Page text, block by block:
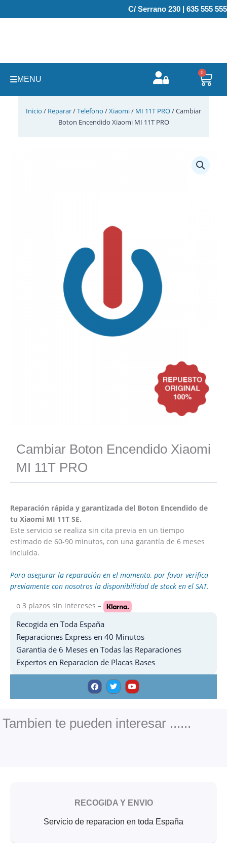
al
C/ Serrano 230 | 635 555 555
MENU
0
Inicio / Reparar/Telefono /Xiaomi/ MI 11T PRO/ Cambiar
Boton Encendido Xiaomi MI 11T PRO
Cambiar Boton Encendido Xiaomi
MI 11T PRO
Reparación rápida y garantizada del Boton Encendido de
tu Xiaomi MI 11T SE.
Este servicio se realiza sin cita previa en un tiempo
estimado de 60-90 minutos, con una garantía de 6 meses
incluida.
Para asegurar la reparación en el momento, por favor verifica
previamente con nosotros la disponibilidad de stock en el SAT.
o 3 plazos sin intereses –
Recogida en Toda España
Reparaciones Express en 40 Minutos
Garantia de 6 Meses en Todas las Reparaciones
Expertos en Reparacion de Placas Bases
F
a
c
e
o
k
T
w
i
t
Y
o
u
t
e
Tambien te pueden interesar ......
RECOGIDA Y ENVIO
Servicio de reparacion en toda España